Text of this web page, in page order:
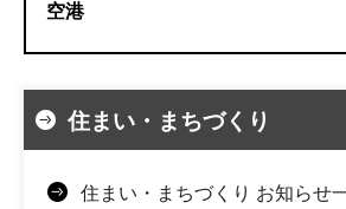
空港
住まい・まちづくり
住まい・まちづくり お知らせ